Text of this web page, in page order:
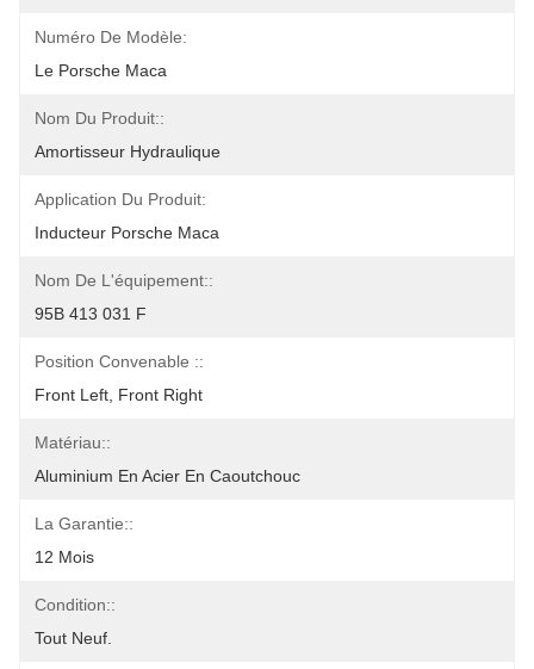
Numéro De Modèle:
Le Porsche Maca
Nom Du Produit::
Amortisseur Hydraulique
Application Du Produit:
Inducteur Porsche Maca
Nom De L'équipement::
95B 413 031 F
Position Convenable ::
Front Left, Front Right
Matériau::
Aluminium En Acier En Caoutchouc
La Garantie::
12 Mois
Condition::
Tout Neuf.